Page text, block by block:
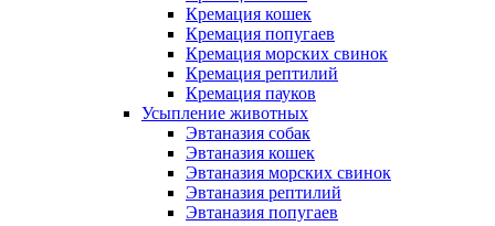
Кремация кошек
Кремация попугаев
Кремация морских свинок
Кремация рептилий
Кремация пауков
Усыпление животных
Эвтаназия собак
Эвтаназия кошек
Эвтаназия морских свинок
Эвтаназия рептилий
Эвтаназия попугаев